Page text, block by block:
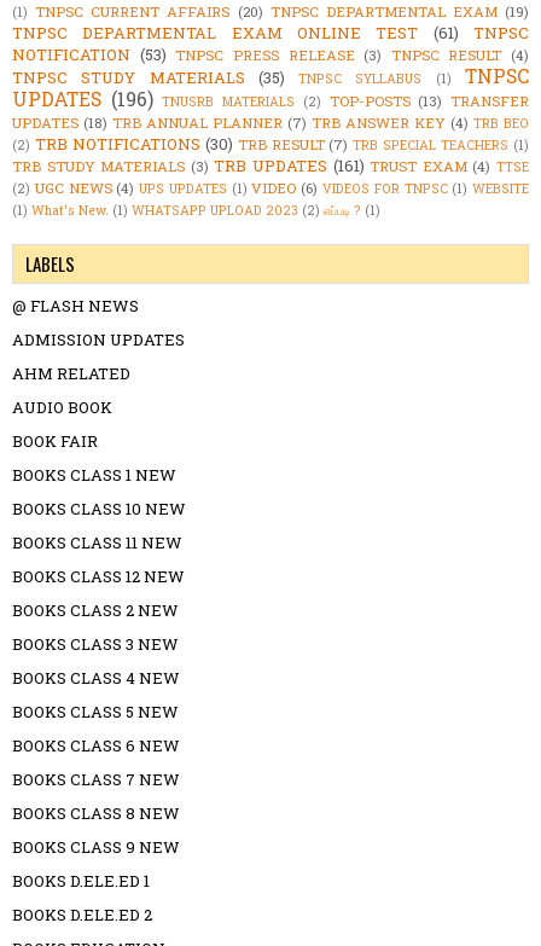
(1) TNPSC CURRENT AFFAIRS (20) TNPSC DEPARTMENTAL EXAM (19)
TNPSC DEPARTMENTAL EXAM ONLINE TEST (61)
TNPSC
NOTIFICATION (53) TNPSC PRESS RELEASE (3) TNPSC RESULT (4)
TNPSC STUDY MATERIALS (35) TNPSC SYLLABUS (1)
TNPSC
UPDATES (196) TNUSRB MATERIALS (2) TOP-POSTS (13) TRANSFER
UPDATES (18) TRB ANNUAL PLANNER (7) TRB ANSWER KEY (4) TRB BEO
(2) TRB NOTIFICATIONS (30) TRB RESULT (7) TRB SPECIAL TEACHERS (1)
TRB STUDY MATERIALS (3) TRB UPDATES (161) TRUST EXAM (4) TTSE
(2) UGC NEWS (4) UPS UPDATES (1) VIDEO (6) VIDEOS FOR TNPSC (1) WEBSITE
(1) What's New. (1) WHATSAPP UPLOAD 2023 (2) எப்படி ? (1)
LABELS
@ FLASH NEWS
ADMISSION UPDATES
AHM RELATED
AUDIO BOOK
BOOK FAIR
BOOKS CLASS 1 NEW
BOOKS CLASS 10 NEW
BOOKS CLASS 11 NEW
BOOKS CLASS 12 NEW
BOOKS CLASS 2 NEW
BOOKS CLASS 3 NEW
BOOKS CLASS 4 NEW
BOOKS CLASS 5 NEW
BOOKS CLASS 6 NEW
BOOKS CLASS 7 NEW
BOOKS CLASS 8 NEW
BOOKS CLASS 9 NEW
BOOKS D.ELE.ED 1
BOOKS D.ELE.ED 2